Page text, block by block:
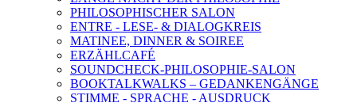
PHILOSOPHISCHER SALON
ENTRE - LESE- & DIALOGKREIS
MATINEE, DINNER & SOIREE
ERZÄHLCAFÉ
SOUNDCHECK-PHILOSOPHIE-SALON
BOOKTALKWALKS – GEDANKENGÄNGE
STIMME - SPRACHE - AUSDRUCK